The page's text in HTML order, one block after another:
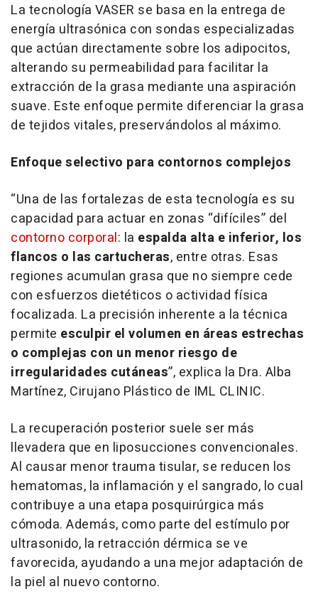
La tecnología VASER se basa en la entrega de
energía ultrasónica con sondas especializadas
que actúan directamente sobre los adipocitos,
alterando su permeabilidad para facilitar la
extracción de la grasa mediante una aspiración
suave. Este enfoque permite diferenciar la grasa
de tejidos vitales, preservándolos al máximo.
Enfoque selectivo para contornos complejos
“Una de las fortalezas de esta tecnología es su
capacidad para actuar en zonas “difíciles” del
contorno corporal: la espalda alta e inferior, los
flancos o las cartucheras, entre otras. Esas
regiones acumulan grasa que no siempre cede
con esfuerzos dietéticos o actividad física
focalizada. La precisión inherente a la técnica
permite esculpir el volumen en áreas estrechas
o complejas con un menor riesgo de
irregularidades cutáneas”, explica la Dra. Alba
Martínez, Cirujano Plástico de IML CLINIC.
La recuperación posterior suele ser más
llevadera que en liposucciones convencionales.
Al causar menor trauma tisular, se reducen los
hematomas, la inflamación y el sangrado, lo cual
contribuye a una etapa posquirúrgica más
cómoda. Además, como parte del estímulo por
ultrasonido, la retracción dérmica se ve
favorecida, ayudando a una mejor adaptación de
la piel al nuevo contorno.